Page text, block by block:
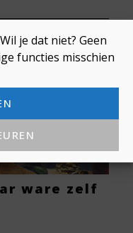
je dat niet? Geen
functies misschien
ware zelf